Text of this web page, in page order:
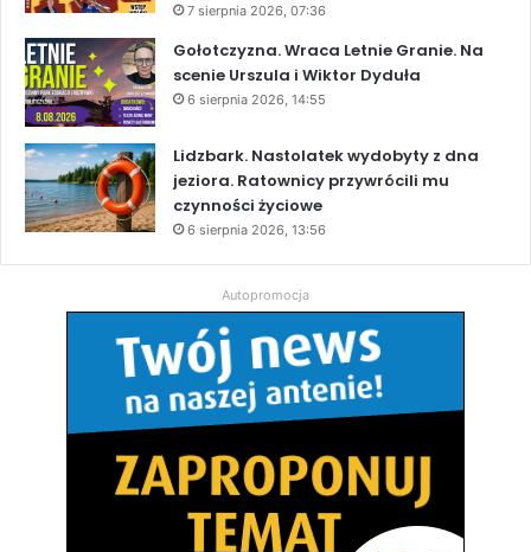
7 sierpnia 2026, 07:36
Gołotczyzna. Wraca Letnie Granie. Na
scenie Urszula i Wiktor Dyduła
6 sierpnia 2026, 14:55
Lidzbark. Nastolatek wydobyty z dna
jeziora. Ratownicy przywrócili mu
czynności życiowe
6 sierpnia 2026, 13:56
Autopromocja